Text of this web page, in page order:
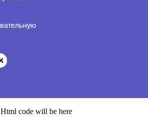
Html code will be here